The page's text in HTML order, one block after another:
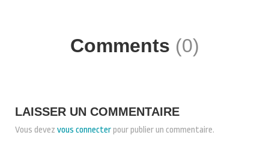
Comments (0)
LAISSER UN COMMENTAIRE
Vous devez vous connecterpour publier un commentaire.